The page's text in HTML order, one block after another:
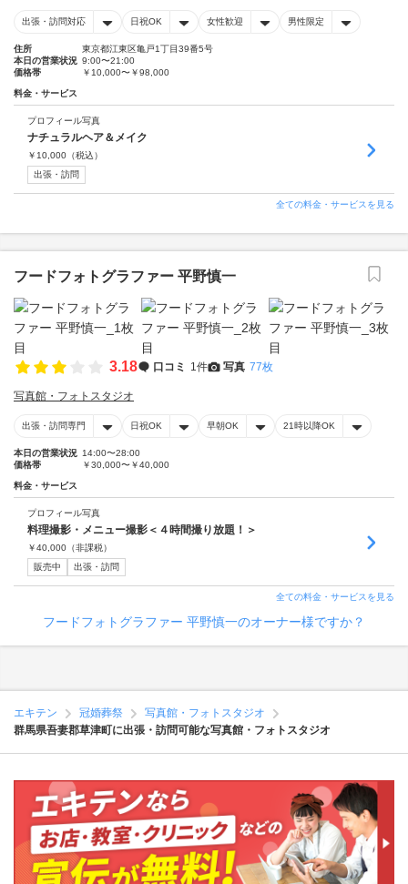
出張・訪問対応 日祝OK 女性歓迎 男性限定
住所
東京都江東区亀戸1丁目39番5号
本日の営業状況 9:00〜21:00
価格帯
￥10,000〜￥98,000
料金・サービス
プロフィール写真
ナチュラルヘア＆メイク
￥ 10,000 （税込）
出張・訪問
全ての料金・サービスを見る
フードフォトグラファー 平野慎一
3.18 口コミ 1件 写真 77枚
写真館・フォトスタジオ
出張・訪問専門 日祝OK 早朝OK 21時以降OK
本日の営業状況 14:00〜28:00
価格帯
￥30,000〜￥40,000
料金・サービス
プロフィール写真
料理撮影・メニュー撮影＜４時間撮り放題！＞
￥40,000 （非課税）
販売中
出張・訪問
全ての料金・サービスを見る
フードフォトグラファー 平野慎一のオーナー様ですか？
エキテン 冠婚葬祭
写真館・フォトスタジオ
群馬県吾妻郡草津町に出張・訪問可能な写真館・フォトスタジオ